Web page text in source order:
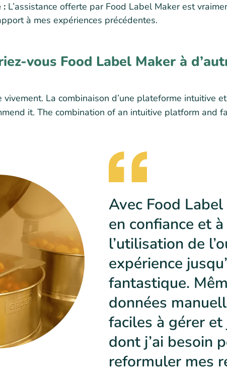
: L’assistance offerte par Food Label Maker est
à mes expériences précédentes.
vous Food Label Maker à
vivement. La combinaison d’une plateforme intuitive
it. The combination of an intuitive platform and
Avec Food
en confiance et à
l’utilisation de
expérience
fantastique.
données
faciles à gérer
dont j’ai besoin
reformuler mes